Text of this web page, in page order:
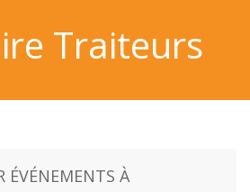
Traiteurs
ÉVÉNEMENTS À